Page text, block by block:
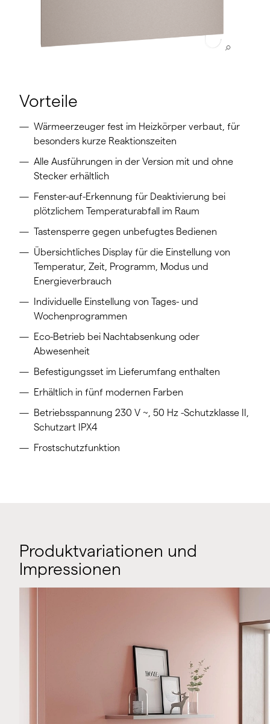
Vorteile
Wärmeerzeuger fest im Heizkörper verbaut, für
besonders kurze Reaktionszeiten
Alle Ausführungen in der Version mit und ohne
Stecker erhältlich
Fenster-auf-Erkennung für Deaktivierung bei
plötzlichem Temperaturabfall im Raum
Tastensperre gegen unbefugtes Bedienen
Übersichtliches Display für die Einstellung von
Temperatur, Zeit, Programm, Modus und
Energieverbrauch
Individuelle Einstellung von Tages- und
Wochenprogrammen
Eco-Betrieb bei Nachtabsenkung oder
Abwesenheit
Befestigungsset im Lieferumfang enthalten
Erhältlich in fünf modernen Farben
Betriebsspannung 230 V ~, 50 Hz -Schutzklasse II,
Schutzart IPX4
Frostschutzfunktion
Produktvariationen und
Impressionen